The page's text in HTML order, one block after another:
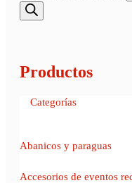
Productos
Categorías
Abanicos y paraguas
Accesorios de eventos